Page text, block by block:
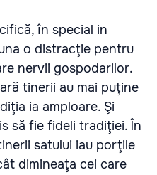
în special in
o distracţie pentru
nervii gospodarilor.
tinerii au mai puţine
ia amploare. Şi
să fie fideli tradiţiei. În
satului iau porţile
dimineaţa cei care